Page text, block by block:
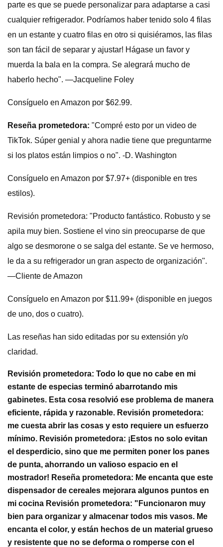
parte es que se puede personalizar para adaptarse a casi
cualquier refrigerador. Podríamos haber tenido solo 4 filas
en un estante y cuatro filas en otro si quisiéramos, las filas
son tan fácil de separar y ajustar! Hágase un favor y
muerda la bala en la compra. Se alegrará mucho de
haberlo hecho". —Jacqueline Foley
Consíguelo en Amazon por $62.99.
Reseña prometedora: "Compré esto por un video de
TikTok. Súper genial y ahora nadie tiene que preguntarme
si los platos están limpios o no". -D. Washington
Consíguelo en Amazon por $7.97+ (disponible en tres
estilos).
Revisión prometedora: "Producto fantástico. Robusto y se
apila muy bien. Sostiene el vino sin preocuparse de que
algo se desmorone o se salga del estante. Se ve hermoso,
le da a su refrigerador un gran aspecto de organización".
—Cliente de Amazon
Consíguelo en Amazon por $11.99+ (disponible en juegos
de uno, dos o cuatro).
Las reseñas han sido editadas por su extensión y/o
claridad.
Revisión prometedora: Todo lo que no cabe en mi
estante de especias terminó abarrotando mis
gabinetes. Esta cosa resolvió ese problema de manera
eficiente, rápida y razonable. Revisión prometedora:
me cuesta abrir las cosas y esto requiere un esfuerzo
mínimo. Revisión prometedora: ¡Estos no solo evitan
el desperdicio, sino que me permiten poner los panes
de punta, ahorrando un valioso espacio en el
mostrador! Reseña prometedora: Me encanta que este
dispensador de cereales mejorara algunos puntos en
mi cocina Revisión prometedora: "Funcionaron muy
bien para organizar y almacenar todos mis vasos. Me
encanta el color, y están hechos de un material grueso
y resistente que no se deforma o romperse con el